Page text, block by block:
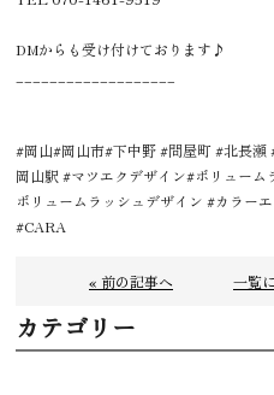
DMからも受け付けております♪
#岡山#岡山市#下中野 #問屋町 #北長
岡山駅 #マツエクデザイン#ボリュー
ボリュームラッシュデザイン #カラー
#CARA
« 前の記事へ 一覧
カテゴリー